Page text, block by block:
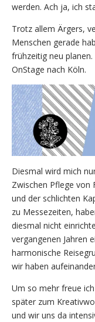
werden. Ach ja, ich
Trotz allem Ärgers,
Menschen gerade
frühzeitig neu
OnStage nach Köln.
Diesmal wird mich
Zwischen Pflege von
und der schlichten
zu Messezeiten,
diesmal nicht
vergangenen Jahren
harmonische
wir haben
Um so mehr freue
später zum
und wir uns da